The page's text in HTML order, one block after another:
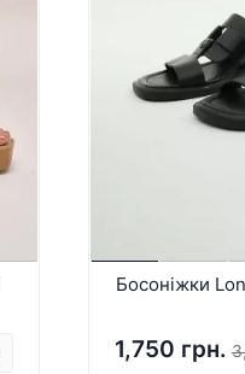
Босоніжки
1,750 грн.